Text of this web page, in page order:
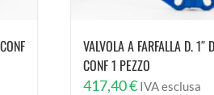
VALVOLA A FARFALLA D.
CONF 1 PEZZO
417,40€ IVA esclusa